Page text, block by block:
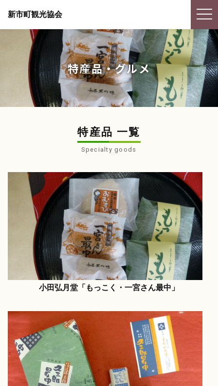
新市町観光協会
特産品・グルメ
特産品 一覧
Specialty goods
小田弘月堂「もっこく・一宮さん最中」